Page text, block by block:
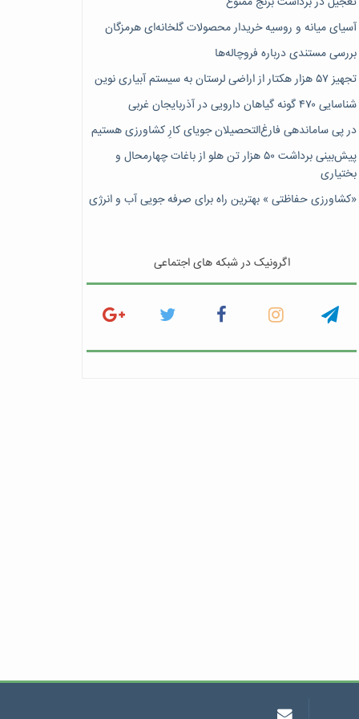
آسیای میانه و روسیه خریدار محصولات گلخانه‌ای هرمزگان
بررسی مستندی درباره فروچاله‌ها
تجهیز ۵۷ هزار هکتار از اراضی لرستان به سیستم آبیاری نوین
شناسایی ۴۷٠ گونه گیاهان دارویی در آذربایجان غربی
در پی ساماندهی فارغ‌التحصیلان جویای کارِ کشاورزی هستیم
پیش‎‌بینی برداشت ۵۰ هزار تن هلو از باغات چهارمحال و
بختیاری
«کشاورزی حفاظتی » بهترین راه برای صرفه جویی آب و انرژی
اگرونیک در شبکه های اجتماعی